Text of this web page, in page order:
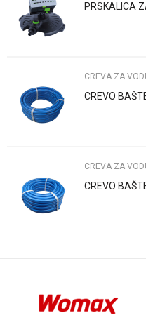
Poruka
Anti-spam zaštita - izračunajte
POŠALJI
PRSKALICA
CREVA ZA
CREVO
CREVA ZA
CREVO